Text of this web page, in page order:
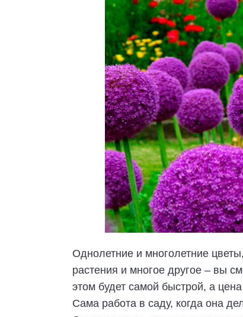
Однолетние и многолетние
растения и многое другое – вы
этом будет самой быстрой, а цена
Сама работа в саду, когда она